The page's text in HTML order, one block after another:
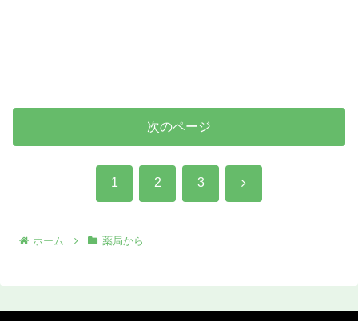
次のページ
1 2 3 次
ホーム 薬局から